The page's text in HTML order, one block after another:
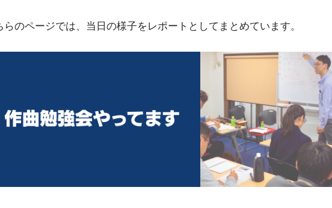
らのページでは、当日の様子をレポートとしてまとめています。